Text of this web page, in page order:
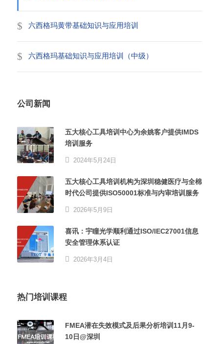
六西格玛黄带基础知识与应用培训
六西格玛基础知识与应用培训（中级）
公司新闻
五大核心工具培训中心为余姚客户提供IMDS
培训服务
2024年5月24日
五大核心工具培训机构为深圳稳健医疗与全棉
时代公司提供ISO50001标准与内审培训服务
2026年5月9日
喜讯：宇瞳光学顺利通过ISO/IEC27001信息
安全管理体系认证
2026年3月4日
热门培训课程
FMEA潜在失效模式及后果分析培训11月9-
10日@深圳